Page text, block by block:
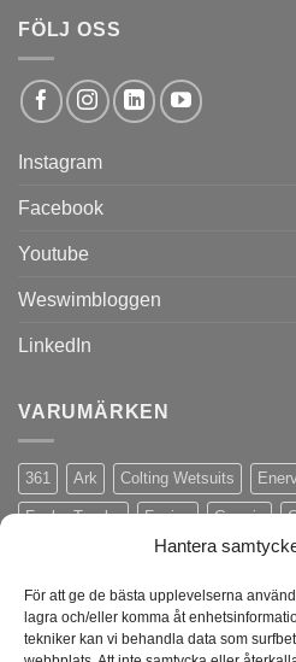
Hantera
För att ge de bästa upplevelserna
lagra och/eller komma åt
tekniker kan vi behandla data som
FÖLJ OSS
Instagram
Facebook
Youtube
Weswimbloggen
LinkedIn
VARUMÄRKEN
361 Ark Colting Wetsuits
Funky Trunks Fusion Garmin
Ism Malmsten
Muc-Off Naits On Running
Rudy Project Schwalbe Seger